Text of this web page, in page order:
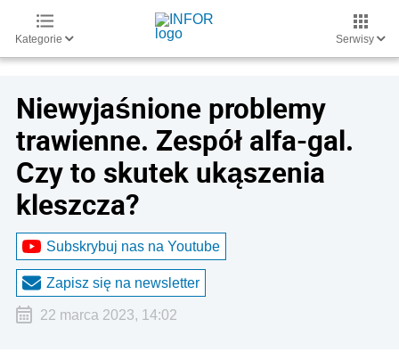
Kategorie Serwisy
Niewyjaśnione problemy
trawienne. Zespół alfa-gal.
Czy to skutek ukąszenia
kleszcza?
Subskrybuj nas na Youtube
Zapisz się na newsletter
22 marca 2023, 14:02